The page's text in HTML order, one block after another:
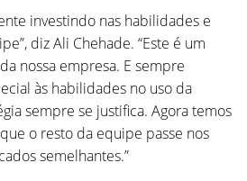
investindo nas habilidades e
diz Ali Chehade. “Este é um
nossa empresa. E sempre
às habilidades no uso da
sempre se justifica. Agora temos
o resto da equipe passe nos
semelhantes.”